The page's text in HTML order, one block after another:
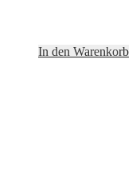
In den Warenkorb